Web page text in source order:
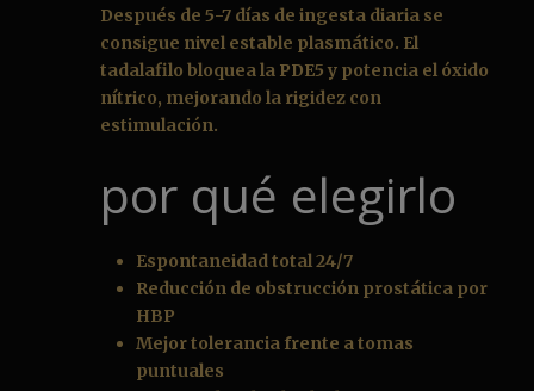
Después de 5-7 días de ingesta diaria se
consigue nivel estable plasmático. El
tadalafilo bloquea la PDE5 y potencia el óxido
nítrico, mejorando la rigidez con
estimulación.
por qué elegirlo
Espontaneidad total 24/7
Reducción de obstrucción prostática por
HBP
Mejor tolerancia frente a tomas
puntuales